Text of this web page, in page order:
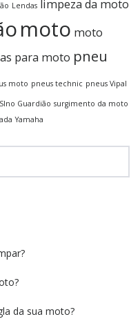
Lendas
limpeza da moto
moto moto
para moto pneu
moto pneus technic pneus Vipal
SIno Guardião surgimento da moto
Yamaha
da sua moto?